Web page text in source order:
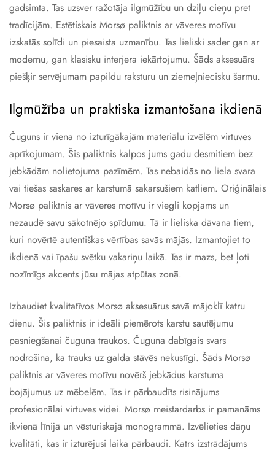
gadsimta. Tas uzsver ražotāja ilgmūžību un dziļu cieņu pret
tradīcijām. Estētiskais Morsø paliktnis ar vāveres motīvu
izskatās solīdi un piesaista uzmanību. Tas lieliski sader gan ar
modernu, gan klasisku interjera iekārtojumu. Šāds aksesuārs
piešķir servējumam papildu raksturu un ziemeļniecisku šarmu.
Ilgmūžība un praktiska izmantošana ikdienā
Čuguns ir viena no izturīgākajām materiālu izvēlēm virtuves
aprīkojumam. Šis paliktnis kalpos jums gadu desmitiem bez
jebkādām nolietojuma pazīmēm. Tas nebaidās no liela svara
vai tiešas saskares ar karstumā sakarsušiem katliem. Oriģinālais
Morsø paliktnis ar vāveres motīvu ir viegli kopjams un
nezaudē savu sākotnējo spīdumu. Tā ir lieliska dāvana tiem,
kuri novērtē autentiškas vērtības savās mājās. Izmantojiet to
ikdienā vai īpašu svētku vakariņu laikā. Tas ir mazs, bet ļoti
nozīmīgs akcents jūsu mājas atpūtas zonā.
Izbaudiet kvalitatīvos Morsø aksesuārus savā mājoklī katru
dienu. Šis paliktnis ir ideāli piemērots karstu sautējumu
pasniegšanai čuguna traukos. Čuguna dabīgais svars
nodrošina, ka trauks uz galda stāvēs nekustīgi. Šāds Morsø
paliktnis ar vāveres motīvu novērš jebkādus karstuma
bojājumus uz mēbelēm. Tas ir pārbaudīts risinājums
profesionālai virtuves videi. Morsø meistardarbs ir pamanāms
ikvienā līnijā un vēsturiskajā monogrammā. Izvēlieties dāņu
kvalitāti, kas ir izturējusi laika pārbaudi. Katrs izstrādājums